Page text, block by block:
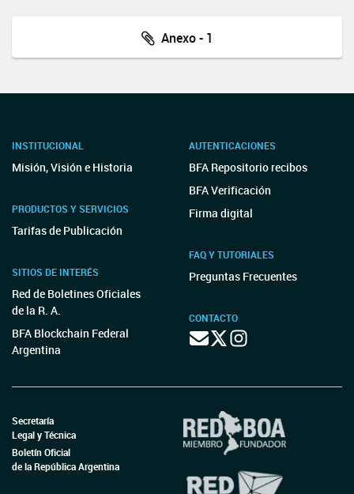
Anexo - 1
INSTITUCIONAL
Misión, Visión e Historia
PRODUCTOS Y SERVICIOS
Tarifas de Publicación
SITIOS DE INTERÉS
Red de Boletines Oficiales
de la R. A.
BFA Blockchain Federal
Argentina
AUTENTICACIONES
BFA Repositorio recibos
BFA Verificación
Firma digital
FAQ Y TUTORIALES
Preguntas Frecuentes
CONTACTO
Secretaría
Legal y Técnica
Boletín Oficial
de la República Argentina